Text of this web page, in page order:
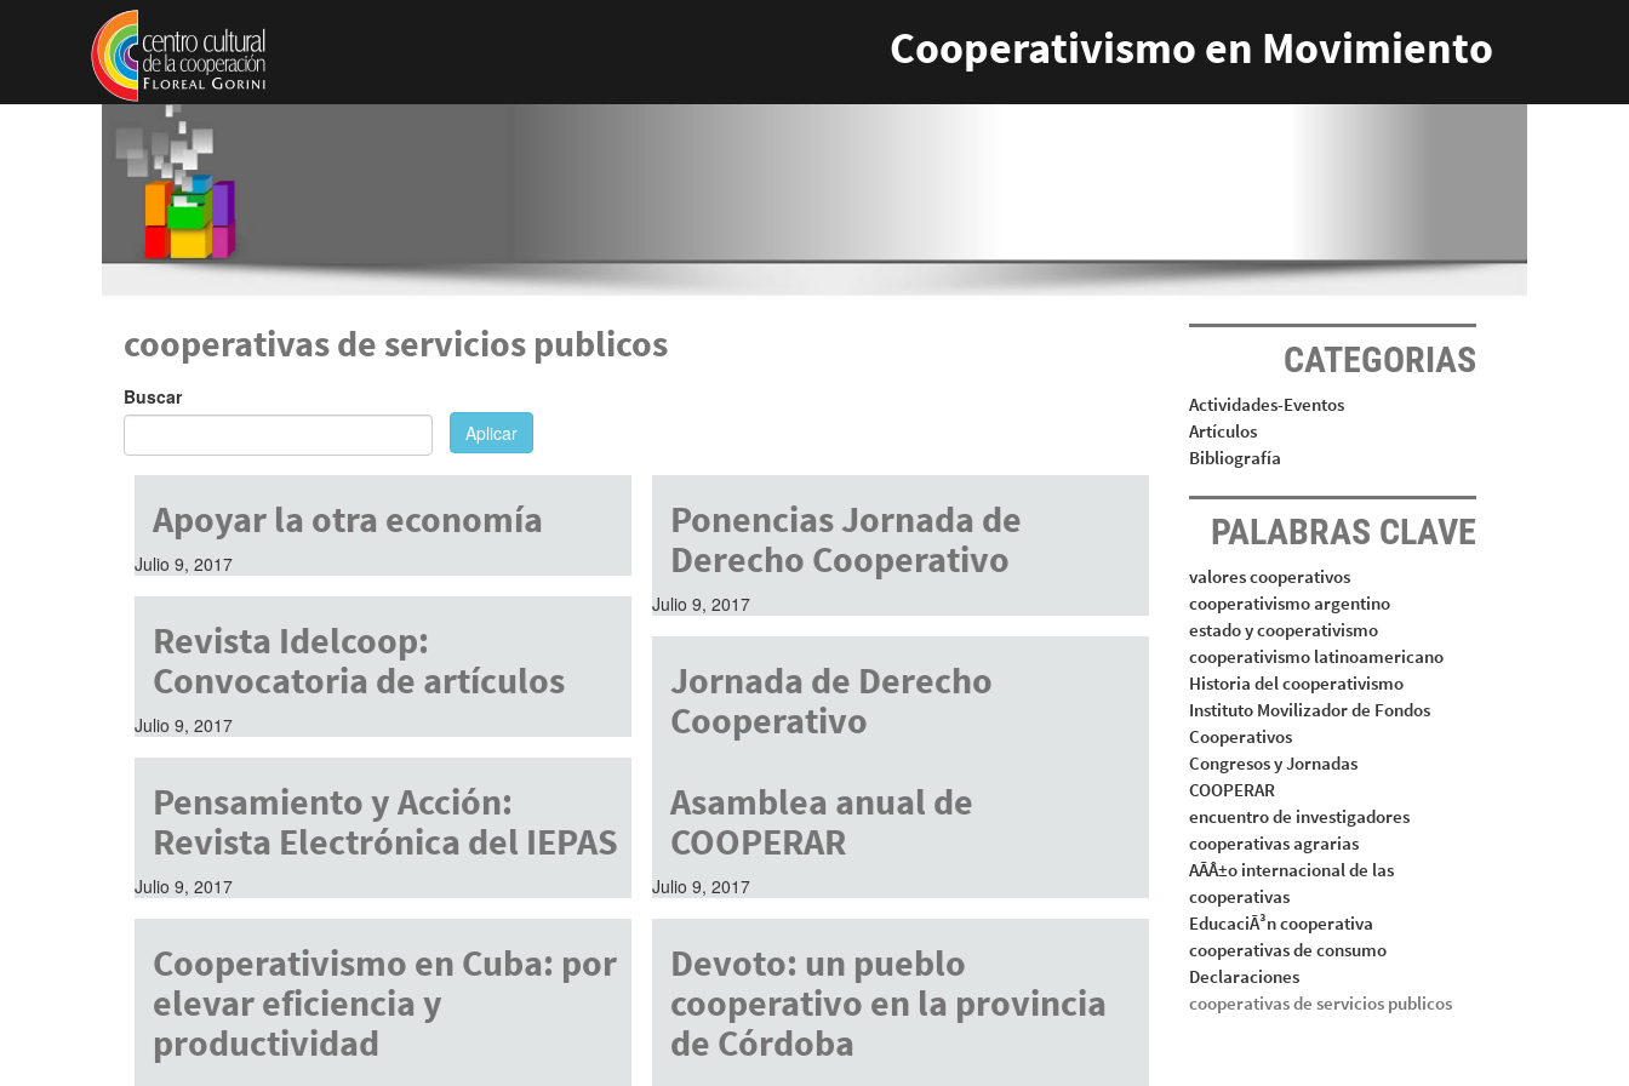
Pasar al contenido principal
Cooperativismo en Movimiento
cooperativas de servicios publicos
Buscar
Aplicar
Apoyar la otra economía
Julio 9, 2017
Ponencias Jornada de
Derecho Cooperativo
Julio 9, 2017
Revista Idelcoop:
Convocatoria de artículos
Julio 9, 2017
Jornada de Derecho
Cooperativo
Pensamiento y Acción:
Revista Electrónica del IEPAS
Julio 9, 2017
Asamblea anual de
COOPERAR
Julio 9, 2017
Cooperativismo en Cuba: por
elevar eficiencia y
productividad
Devoto: un pueblo
cooperativo en la provincia
de Córdoba
CATEGORIAS
Actividades-Eventos
Artículos
Bibliografía
PALABRAS CLAVE
valores cooperativos
cooperativismo argentino
estado y cooperativismo
cooperativismo latinoamericano
Historia del cooperativismo
Instituto Movilizador de Fondos
Cooperativos
Congresos y Jornadas
COOPERAR
encuentro de investigadores
cooperativas agrarias
AÃÂ±o internacional de las
cooperativas
EducaciÃ³n cooperativa
cooperativas de consumo
Declaraciones
cooperativas de servicios publicos